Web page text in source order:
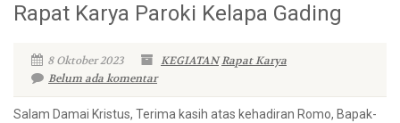
Rapat Karya Paroki Kelapa Gading
8 Oktober 2023 KEGIATANRapat Karya
Belum ada komentar
Salam Damai Kristus, Terima kasih atas kehadiran Romo, Bapak-